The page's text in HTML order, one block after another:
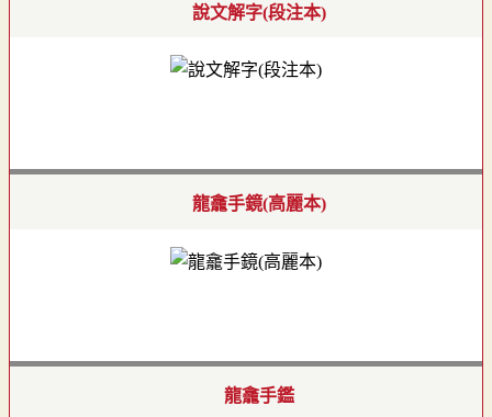
說文解字(段注本)
龍龕手鏡(高麗本)
龍龕手鑑